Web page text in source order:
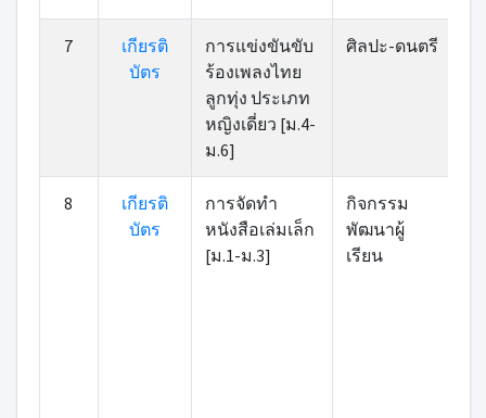
7
เกียรติ
บัตร
การแข่งขันขับ
ร้องเพลงไทย
ลูกทุ่ง ประเภท
หญิงเดี่ยว [ม.4-
ม.6]
ศิลปะ-ดนตรี
8
เกียรติ
บัตร
การจัดทำ
หนังสือเล่มเล็ก
[ม.1-ม.3]
กิจกรรม
พัฒนาผู้
เรียน